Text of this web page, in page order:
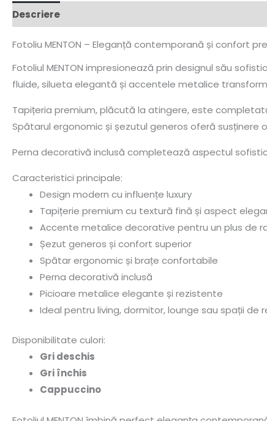
Descriere
Fotoliu MENTON – Eleganță contemporană și confort
Fotoliul MENTON impresionează prin designul său
fluide, silueta elegantă și accentele metalice
Tapițeria premium, plăcută la atingere, este
Spătarul ergonomic și șezutul generos oferă
Perna decorativă inclusă completează aspectul
Caracteristici principale:
Design modern cu influențe luxury
Tapițerie premium cu textură fină și aspect
Accente metalice decorative pentru un plus de
Șezut generos și confort superior
Spătar ergonomic și brațe confortabile
Perna decorativă inclusă
Picioare metalice elegante și rezistente
Ideal pentru living, dormitor, lounge sau spații de
Disponibilitate culori:
Gri deschis
Gri închis
Cappuccino